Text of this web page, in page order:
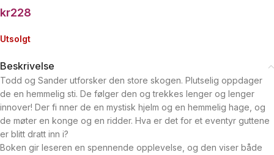
kr228
Utsolgt
Beskrivelse
Todd og Sander utforsker den store skogen. Plutselig oppdager
de en hemmelig sti. De følger den og trekkes lenger og lenger
innover! Der fi nner de en mystisk hjelm og en hemmelig hage, og
de møter en konge og en ridder. Hva er det for et eventyr guttene
er blitt dratt inn i?
Boken gir leseren en spennende opplevelse, og den viser både